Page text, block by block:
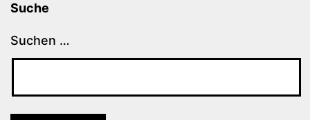
Suche
Suchen …